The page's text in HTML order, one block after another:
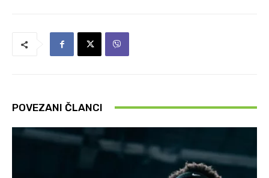
POVEZANI ČLANCI